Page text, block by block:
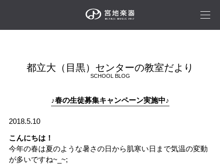
都立大（目黒）センターの教室だより
SCHOOL BLOG
♪春の生徒募集キャンペーン実施中♪
2018.5.10
こんにちは！
今年の春は夏のような暑さの日から肌寒い日まで気温の変動
が多いですね~_~;